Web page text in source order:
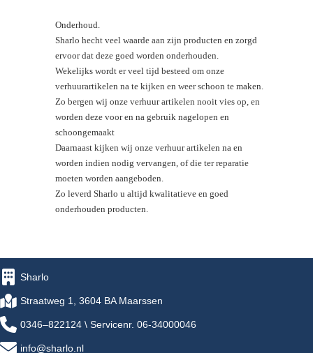
Onderhoud.
Sharlo hecht veel waarde aan zijn producten en zorgd
ervoor dat deze goed worden onderhouden.
Wekelijks wordt er veel tijd besteed om onze
verhuurartikelen na te kijken en weer schoon te maken.
Zo bergen wij onze verhuur artikelen nooit vies op, en
worden deze voor en na gebruik nagelopen en
schoongemaakt
Daarnaast kijken wij onze verhuur artikelen na en
worden indien nodig vervangen, of die ter reparatie
moeten worden aangeboden.
Zo leverd Sharlo u altijd kwalitatieve en goed
onderhouden producten.
Sharlo
Straatweg 1, 3604 BA Maarssen
0346–822124 \ Servicenr. 06-34000046
info@sharlo.nl